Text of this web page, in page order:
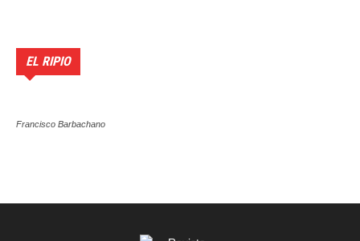
EL RIPIO
Francisco Barbachano